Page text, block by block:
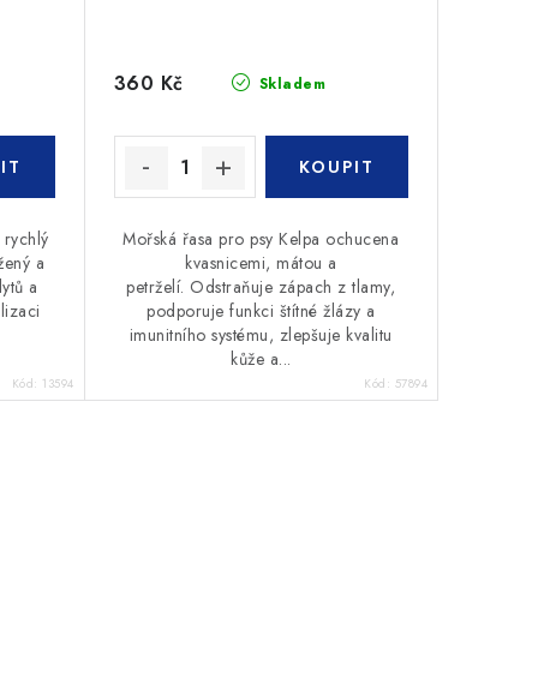
a
a
Kód: 13594
Skladem
360 Kč
Mořská řasa pro psy Kelpa ochucena
kvasnicemi, mátou a
petrželí. Odstraňuje zápach z tlamy,
podporuje funkci štítné žlázy a
imunitního systému, zlepšuje kvalitu
kůže a...
Kód: 57894